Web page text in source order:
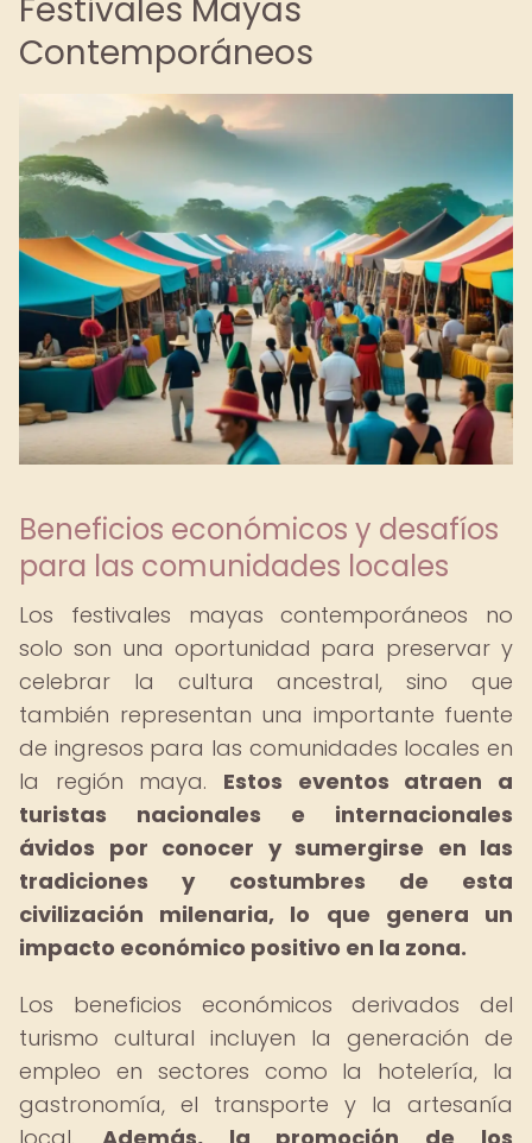
Festivales Mayas
Contemporáneos
Beneficios económicos y desafíos
para las comunidades locales
Los festivales mayas contemporáneos no
solo son una oportunidad para preservar y
celebrar la cultura ancestral, sino que
también representan una importante fuente
de ingresos para las comunidades locales en
la región maya. Estos eventos atraen a
turistas nacionales e internacionales
ávidos por conocer y sumergirse en las
tradiciones y costumbres de esta
civilización milenaria, lo que genera un
impacto económico positivo en la zona.
Los beneficios económicos derivados del
turismo cultural incluyen la generación de
empleo en sectores como la hotelería, la
gastronomía, el transporte y la artesanía